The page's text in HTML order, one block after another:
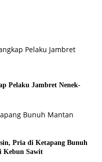
Pelaku Jambret Nenek-
Pria di Ketapang Bunuh
Kebun Sawit